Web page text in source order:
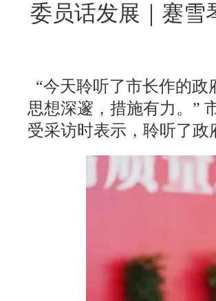
委员话发展｜蹇雪
“今天聆听了市长作的政
思想深邃，措施有力。”
受采访时表示，聆听了政